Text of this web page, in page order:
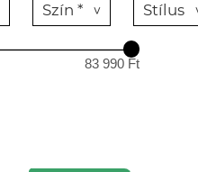
Szín * Stílus
83 990 Ft